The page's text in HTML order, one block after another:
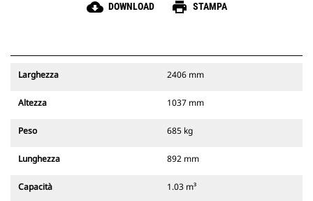
cloud_download DOWNLOAD print STAMPA
Larghezza 2406 mm
Altezza 1037 mm
Peso 685 kg
Lunghezza 892 mm
Capacità 1.03 m³